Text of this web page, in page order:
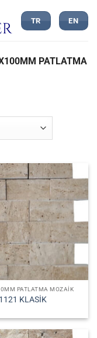
TR EN
PATLATMA
PATLATMA MOZAIK
KLASİK